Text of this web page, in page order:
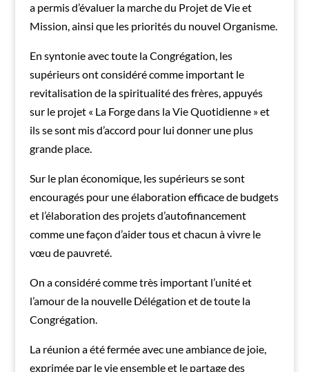
a permis d’évaluer la marche du Projet de Vie et
Mission, ainsi que les priorités du nouvel Organisme.
En syntonie avec toute la Congrégation, les
supérieurs ont considéré comme important le
revitalisation de la spiritualité des frères, appuyés
sur le projet « La Forge dans la Vie Quotidienne » et
ils se sont mis d’accord pour lui donner une plus
grande place.
Sur le plan économique, les supérieurs se sont
encouragés pour une élaboration efficace de budgets
et l’élaboration des projets d’autofinancement
comme une façon d’aider tous et chacun à vivre le
vœu de pauvreté.
On a considéré comme très important l’unité et
l’amour de la nouvelle Délégation et de toute la
Congrégation.
La réunion a été fermée avec une ambiance de joie,
exprimée par le vie ensemble et le partage des